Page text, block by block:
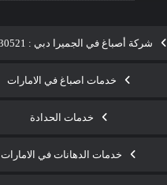
شركة أصباغ في الجميرا دبي : 0565930521
خدمات اصباغ في الامارات
خدمات الحدادة
خدمات الدهانات في الامارات